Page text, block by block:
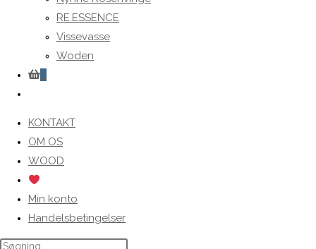
RE.ESSENCE
Vissevasse
Woden
0
search
KONTAKT
OM OS
WOOD
Min konto
Handelsbetingelser